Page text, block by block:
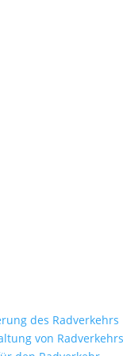
des Radverkehrs
von